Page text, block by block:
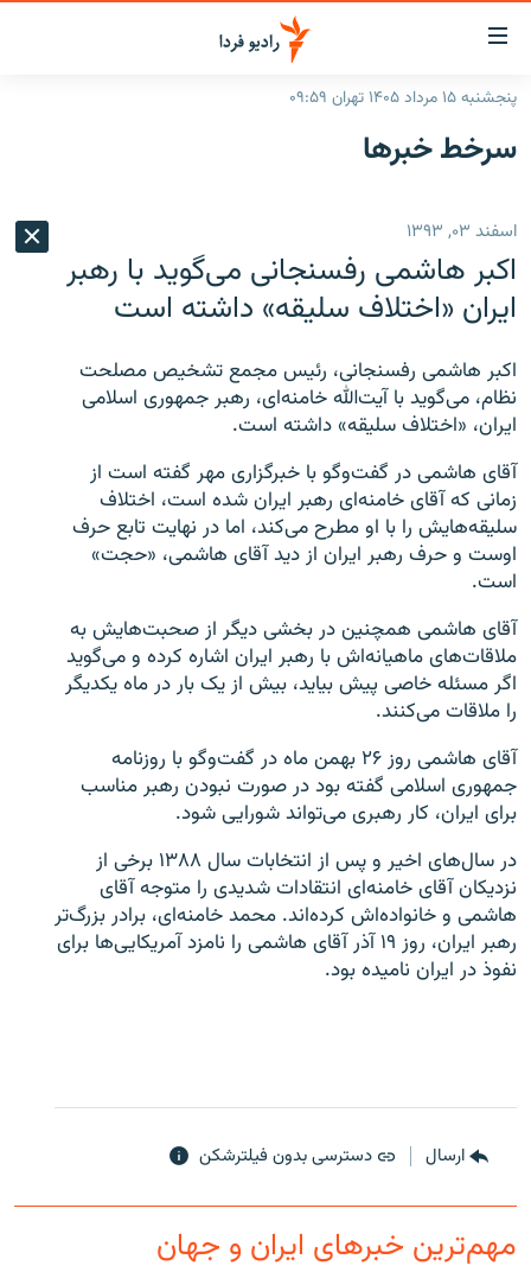
لینک‌های
قابلیت
دسترسی
بازگشت
اصلی
رفتن
صفحه
ایران
رادیو
انتخاب کنید و بشنوید
فرکانس‌ها
پادکست
گزارش‌های تصویری
گزارش‌های ویدئویی
زنان فردا
English
به ما بپیوندید
زبان‌های دیگر
پنجشنبه ۱۵ مرداد ۱۴۰۵ تهران ۰۹:۵۹
سرخط‌ خبرها
اسفند ۰۳, ۱۳۹۳
اکبر هاشمی رفسنجانی می‌گوید با رهبر
ایران «اختلاف سلیقه» داشته است
اکبر هاشمی رفسنجانی، رئیس مجمع تشخیص مصلحت
نظام، می‌گوید با آیت‌الله خامنه‌ای، رهبر جمهوری اسلامی
ایران، «اختلاف سلیقه» داشته است.
آقای هاشمی در گفت‌وگو با خبرگزاری مهر گفته است از
زمانی که آقای خامنه‌ای رهبر ایران شده است، اختلاف
سلیقه‌هایش را با او مطرح می‌کند، اما در نهایت تابع حرف
اوست و حرف رهبر ایران از دید آقای هاشمی، «حجت»
است.
آقای هاشمی همچنین در بخشی دیگر از صحبت‌هایش به
ملاقات‌های ماهیانه‌اش با رهبر ایران اشاره کرده و می‌گوید
اگر مسئله خاصی پیش بیاید، بیش از یک بار در ماه یکدیگر
را ملاقات می‌کنند.
آقای هاشمی روز ۲۶ بهمن ماه در گفت‌وگو با روزنامه
جمهوری اسلامی گفته بود در صورت نبودن رهبر مناسب
برای ایران، کار رهبری می‌تواند شورایی شود.
در سال‌های اخیر و پس از انتخابات سال ۱۳۸۸ برخی از
نزدیکان آقای خامنه‌ای انتقادات شدیدی را متوجه آقای
هاشمی و خانواده‌اش کرده‌اند. محمد خامنه‌ای، برادر بزرگ‌تر
رهبر ایران، روز ۱۹ آذر آقای هاشمی را نامزد آمریکایی‌ها برای
نفوذ در ایران نامیده بود.
ارسال دسترسی بدون فیلترشکن
مهم‌ترین خبرهای ایران و جهان